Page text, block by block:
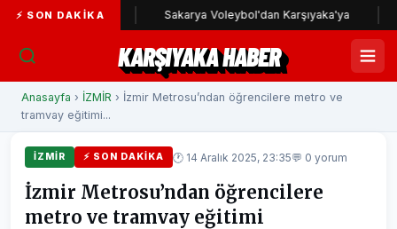
⚡ SON DAKIKA
yolunda Sakarya Voleybol'dan Karşıyaka'ya
KARŞIYAKA HABER
Anasayfa › İZMİR › İzmir Metrosu’ndan öğrencilere metro ve
tramvay eğitimi...
İZMİR ⚡ SON DAKIKA 🕐 14 Aralık 2025, 23:35💬 0 yorum
İzmir Metrosu’ndan öğrencilere
metro ve tramvay eğitimi